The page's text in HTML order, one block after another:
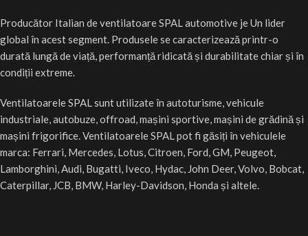
Producător Italian de ventilatoare SPAL automotive je Un lider
global în acest segment. Produsele se caracterizează printr-o
durată lungă de viață, performanță ridicată și durabilitate chiar și în
condiții extreme.
Ventilatoarele SPAL sunt utilizate în autoturisme, vehicule
industriale, autobuze, offroad, mașini sportive, mașini de grădină și
mașini frigorifice. Ventilatoarele SPAL pot fi găsiți în vehiculele
marca: Ferrari, Mercedes, Lotus, Citroen, Ford, GM, Peugeot,
Lamborghini, Audi, Bugatti, Iveco, Hydac, John Deer, Volvo, Bobcat,
Caterpillar, JCB, BMW, Harley-Davidson, Honda și altele.